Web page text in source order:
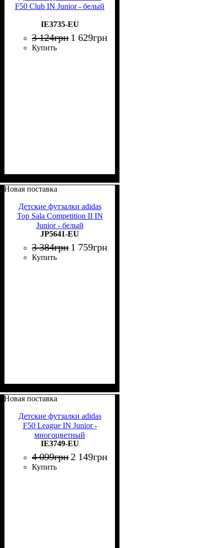
F50 Club IN Junior - белый
IE3735-EU
3 124грн 1 629грн
Купить
Новая поставка
Детские футзалки adidas
Top Sala Competition II IN
Junior - белый
JP5641-EU
3 384грн 1 759грн
Купить
Новая поставка
Детские футзалки adidas
F50 League IN Junior -
многоцветный
IE3749-EU
4 099грн 2 149грн
Купить